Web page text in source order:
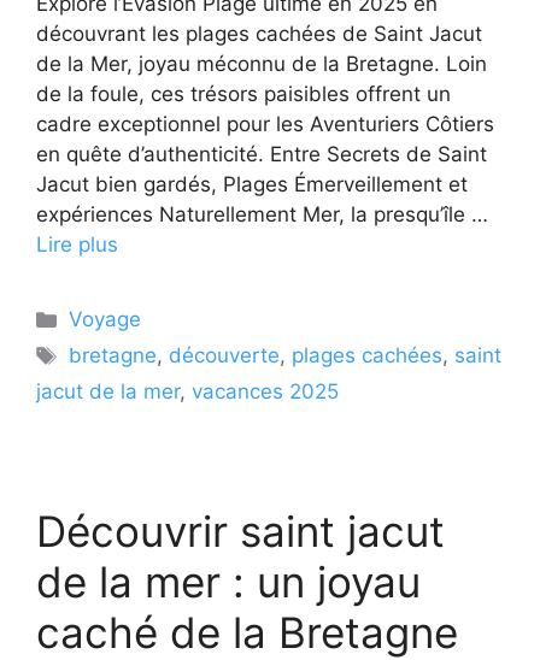
découvrant les plages cachées de Saint Jacut
de la Mer, joyau méconnu de la Bretagne. Loin
de la foule, ces trésors paisibles offrent un
cadre exceptionnel pour les Aventuriers Côtiers
en quête d’authenticité. Entre Secrets de Saint
Jacut bien gardés, Plages Émerveillement et
expériences Naturellement Mer, la presqu’île …
Lire plus
Catégories
Voyage
Étiquettes
bretagne, découverte, plages cachées, saint
jacut de la mer, vacances 2025
Découvrir saint jacut
de la mer : un joyau
caché de la Bretagne